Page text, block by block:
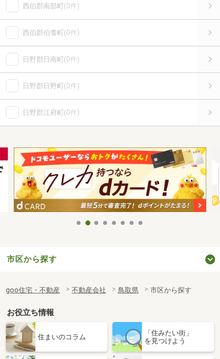
西伯郡南部町(0件)
西伯郡伯耆町(0件)
日野郡日南町(0件)
日野郡日野町(0件)
日野郡江府町(0件)
市区から探す
goo住宅・不動産 不動産会社 鳥取県 市区から探す
お役立ち情報
住まいのコラム
「住みたい街」
を見つけよう